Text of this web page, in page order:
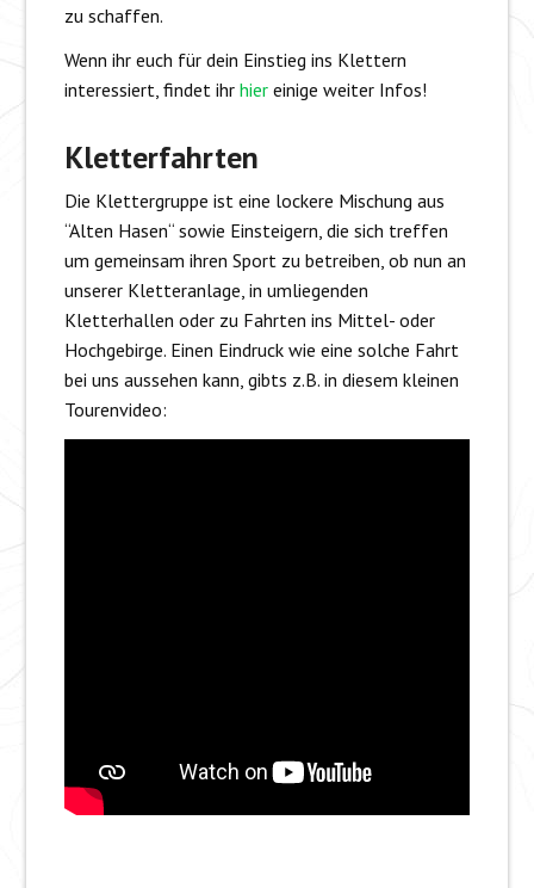
zu schaffen.
Wenn ihr euch für dein Einstieg ins Klettern
interessiert, findet ihr hiereinige weiter Infos!
Kletterfahrten
Die Klettergruppe ist eine lockere Mischung aus
“Alten Hasen“ sowie Einsteigern, die sich treffen
um gemeinsam ihren Sport zu betreiben, ob nun an
unserer Kletteranlage, in umliegenden
Kletterhallen oder zu Fahrten ins Mittel- oder
Hochgebirge. Einen Eindruck wie eine solche Fahrt
bei uns aussehen kann, gibts z.B. in diesem kleinen
Tourenvideo: